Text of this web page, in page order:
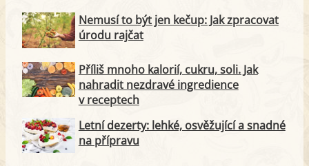
Nemusí to být jen kečup: Jak zpracovat
úrodu rajčat
Příliš mnoho kalorií, cukru, soli. Jak
nahradit nezdravé ingredience
v receptech
Letní dezerty: lehké, osvěžující a snadné
na přípravu